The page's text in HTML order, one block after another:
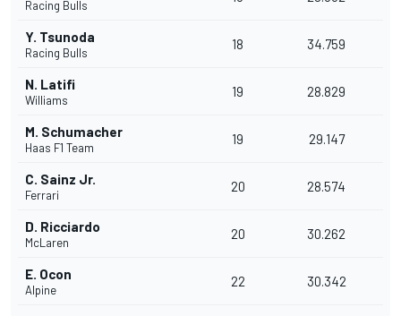
Racing Bulls
Y. Tsunoda
Racing Bulls
18 34.759
N. Latifi
Williams
19 28.829
M. Schumacher
Haas F1 Team
19 29.147
C. Sainz Jr.
Ferrari
20 28.574
D. Ricciardo
McLaren
20 30.262
E. Ocon
Alpine
22 30.342